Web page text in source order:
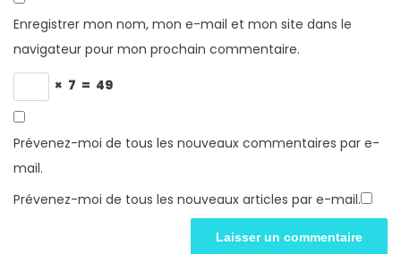
Enregistrer mon nom, mon e-mail et mon site dans le
navigateur pour mon prochain commentaire.
× 7 = 49
Prévenez-moi de tous les nouveaux commentaires par e-
mail.
Prévenez-moi de tous les nouveaux articles par e-mail.